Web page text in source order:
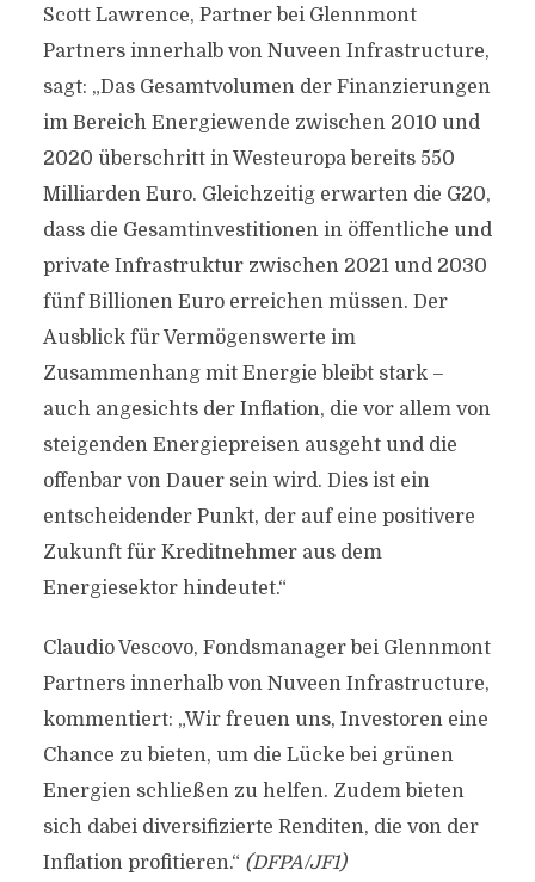
Scott Lawrence, Partner bei Glennmont
Partners innerhalb von Nuveen Infrastructure,
sagt: „Das Gesamtvolumen der Finanzierungen
im Bereich Energiewende zwischen 2010 und
2020 überschritt in Westeuropa bereits 550
Milliarden Euro. Gleichzeitig erwarten die G20,
dass die Gesamtinvestitionen in öffentliche und
private Infrastruktur zwischen 2021 und 2030
fünf Billionen Euro erreichen müssen. Der
Ausblick für Vermögenswerte im
Zusammenhang mit Energie bleibt stark –
auch angesichts der Inflation, die vor allem von
steigenden Energiepreisen ausgeht und die
offenbar von Dauer sein wird. Dies ist ein
entscheidender Punkt, der auf eine positivere
Zukunft für Kreditnehmer aus dem
Energiesektor hindeutet.“
Claudio Vescovo, Fondsmanager bei Glennmont
Partners innerhalb von Nuveen Infrastructure,
kommentiert: „Wir freuen uns, Investoren eine
Chance zu bieten, um die Lücke bei grünen
Energien schließen zu helfen. Zudem bieten
sich dabei diversifizierte Renditen, die von der
Inflation profitieren.“ (DFPA/JF1)